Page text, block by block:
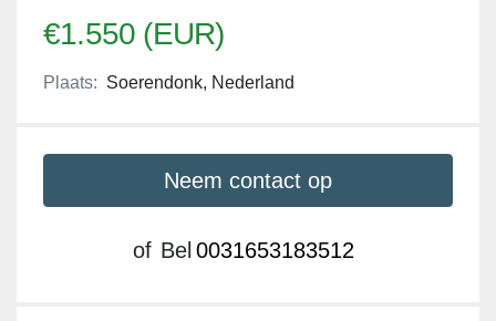
€1.550 (EUR)
Plaats: Soerendonk, Nederland
Neem contact op
of Bel 0031653183512